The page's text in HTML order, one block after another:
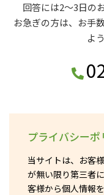
回答には2～3日の
お急ぎの方は、お手
よ
プライバシーポ
当サイトは、お客
が無い限り第三者
客様から個人情報